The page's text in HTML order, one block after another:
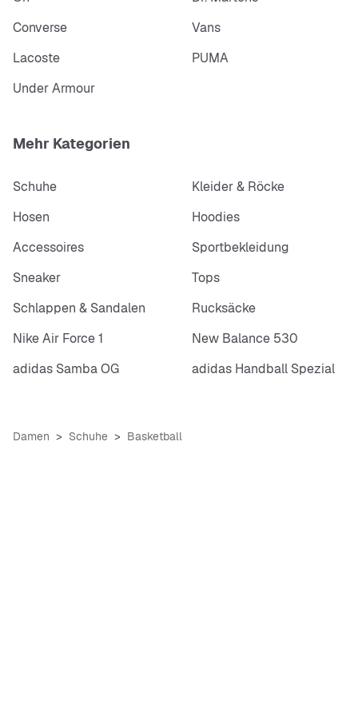
Converse
Vans
Lacoste
PUMA
Under Armour
Mehr Kategorien
Schuhe
Kleider & Röcke
Hosen
Hoodies
Accessoires
Sportbekleidung
Sneaker
Tops
Schlappen & Sandalen
Rucksäcke
Nike Air Force 1
New Balance 530
adidas Samba OG
adidas Handball Spezial
Damen Schuhe Basketball